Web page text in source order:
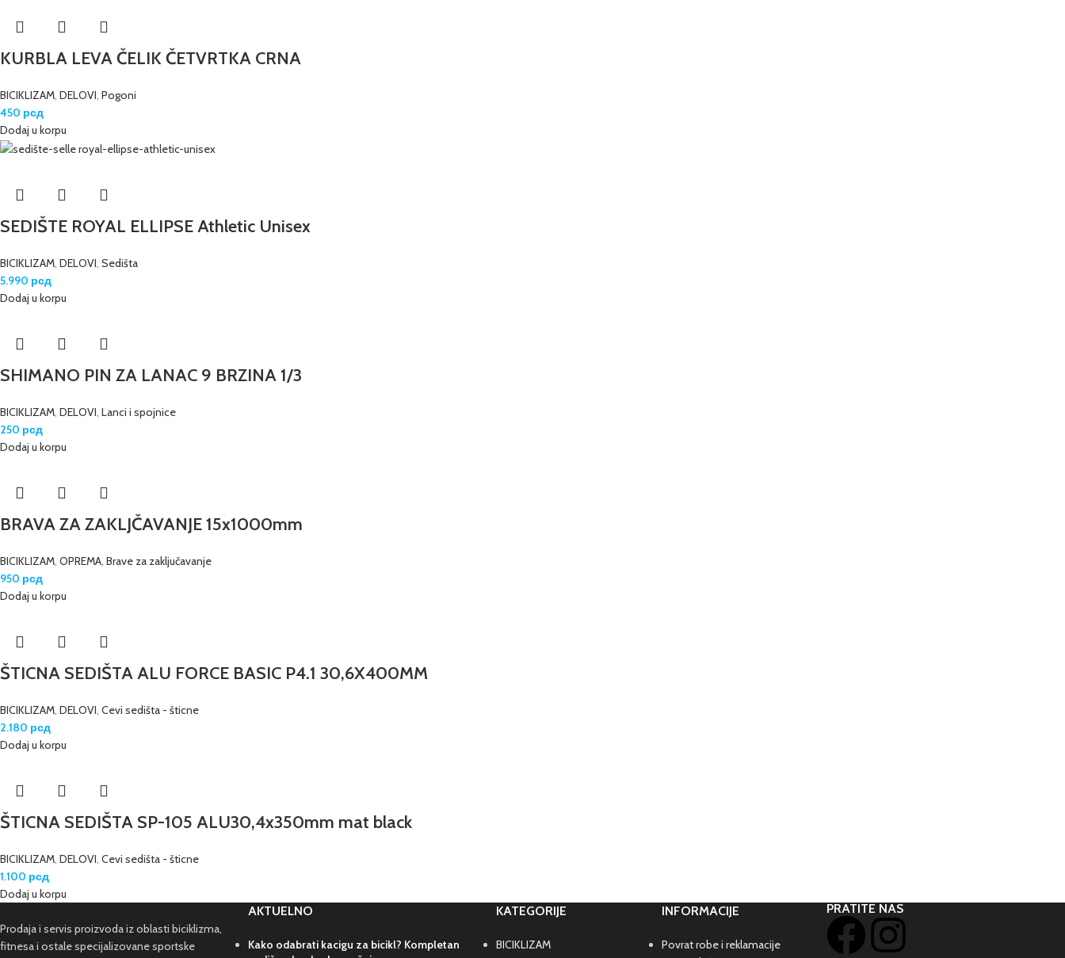
KURBLA LEVA ČELIK ČETVRTKA CRNA
BICIKLIZAM, DELOVI, Pogoni
450 рсд
Dodaj u korpu
SEDIŠTE ROYAL ELLIPSE Athletic Unisex
BICIKLIZAM DELOVI Sedišta
5.990 рсд
Dodaj u korpu
SHIMANO PIN ZA LANAC 9 BRZINA 1/3
BICIKLIZAM DELOVI Lanci i spojnice
250 рсд
Dodaj u korpu
BRAVA ZA ZAKLJČAVANJE 15x1000mm
BICIKLIZAM OPREMA Brave za zaključavanje
950 рсд
Dodaj u korpu
ŠTICNA SEDIŠTA ALU FORCE BASIC P4.1 30,6X400MM
BICIKLIZAM DELOVI Cevi sedišta - šticne
2.180 рсд
Dodaj u korpu
ŠTICNA SEDIŠTA SP-105 ALU30,4x350mm mat black
BICIKLIZAM DELOVI Cevi sedišta - šticne
1.100 рсд
Dodaj u korpu
Prodaja i servis proizvoda iz oblasti biciklizma,
fitnesa i ostale specijalizovane sportske
AKTUELNO
Kako odabrati kacigu za bicikl? Kompletan
KATEGORIJE
BICIKLIZAM
INFORMACIJE
Povrat robe i reklamacije
PRATITE NAS